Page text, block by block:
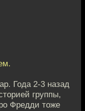
Года 2-3 назад
группы,
Фредди тоже